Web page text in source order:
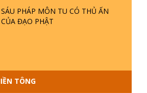
CÂU HỎI THIỀN TÔNG
THU LẠI GIẤY YẾU CHỈ BẢNG GỖ BÍ
MẬT CỦA BÀ NGUYỄN THỊ QUẾ
ĐÁP ĐẶC BIỆT P23 - THIÊN
Ở ĐÂU? ĐỊA NGỤC Ở ĐÂU?
SAO TRÁI ĐẤT NHIỀU THIÊN TAI
LỤT - HỎA HOẠN | TTTD